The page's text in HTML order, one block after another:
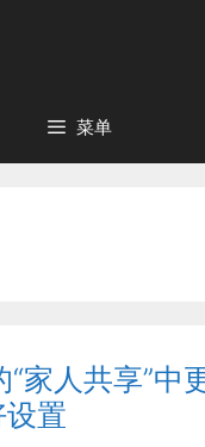
菜单
家人共享”中
设置